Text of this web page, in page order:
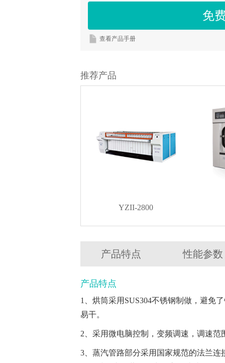
免
查看产品手册
推荐产品
YZII-2800
产品特点 性能参数
产品特点
1、烘筒采用SUS304不锈钢制做，避免
易干。
2、采用微电脑控制，变频调速，调速范
3、 蒸汽管路部分采用国家规范的法兰